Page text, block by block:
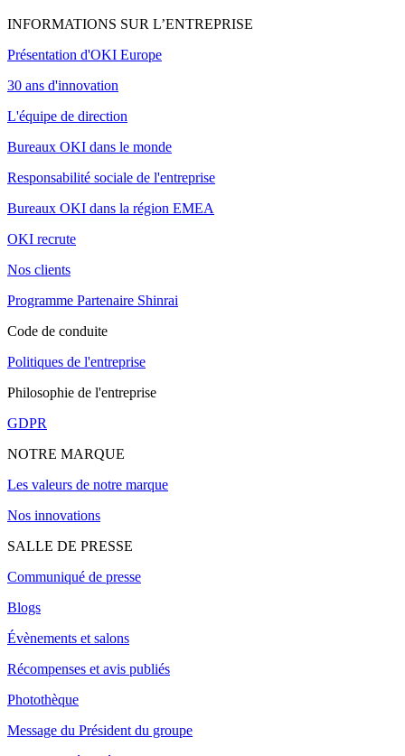
INFORMATIONS SUR L’ENTREPRISE
Présentation d'OKI Europe
30 ans d'innovation
L'équipe de direction
Bureaux OKI dans le monde
Responsabilité sociale de l'entreprise
Bureaux OKI dans la région EMEA
OKI recrute
Nos clients
Programme Partenaire Shinrai
Code de conduite
Politiques de l'entreprise
Philosophie de l'entreprise
GDPR
NOTRE MARQUE
Les valeurs de notre marque
Nos innovations
SALLE DE PRESSE
Communiqué de presse
Blogs
Évènements et salons
Récompenses et avis publiés
Photothèque
Message du Président du groupe